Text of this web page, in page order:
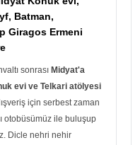
Batman,
Giragos Ermeni
sonrası Midyat'a
evi ve Telkari atölyesi
için serbest zaman
otobüsümüz ile buluşup
Dicle nehri nehir